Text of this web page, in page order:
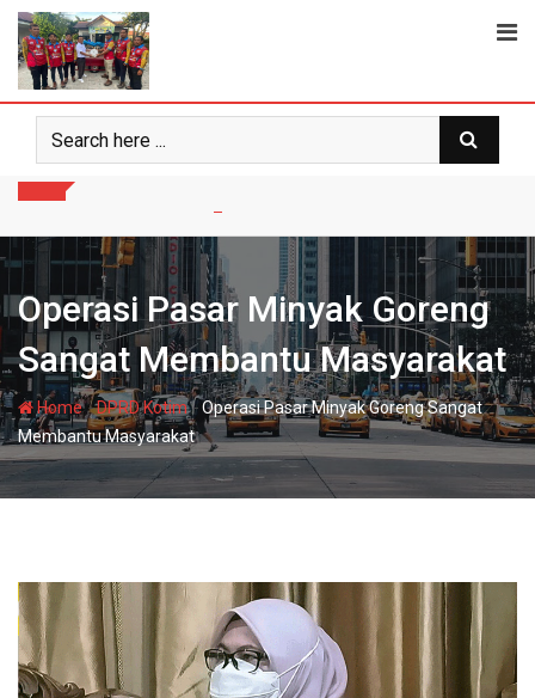
Skip
content
Operasi Pasar Minyak Goreng
Sangat Membantu Masyarakat
Home-DPRD Kotim-Operasi Pasar Minyak Goreng Sangat
Membantu Masyarakat